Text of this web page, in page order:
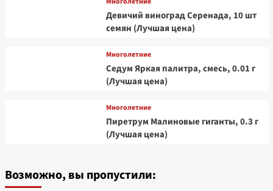
Девичий виноград Серенада, 10 шт
семян (Лучшая цена)
Многолетние
Седум Яркая палитра, смесь, 0.01 г
(Лучшая цена)
Многолетние
Пиретрум Малиновые гиганты, 0.3 г
(Лучшая цена)
Возможно, вы пропустили: